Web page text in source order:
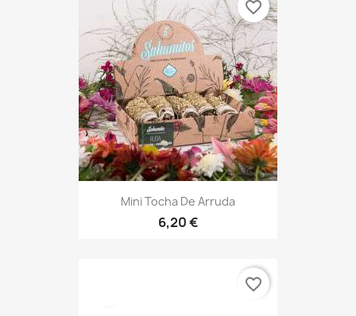
Mini Tocha De Arruda
6,20 €
favorite_border
favorite_border